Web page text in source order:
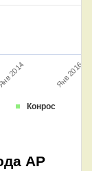
Конрос
Янв 2014 Янв 2016
АР